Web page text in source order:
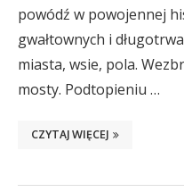
powódź w powojennej
gwałtownych i
miasta, wsie, pola.
mosty. Podtopieniu …
CZYTAJ WIĘCEJ